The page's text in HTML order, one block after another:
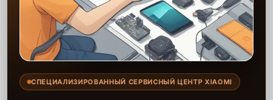
СПЕЦИАЛИЗИРОВАННЫЙ СЕРВИСНЫЙ ЦЕНТР XIAOMI